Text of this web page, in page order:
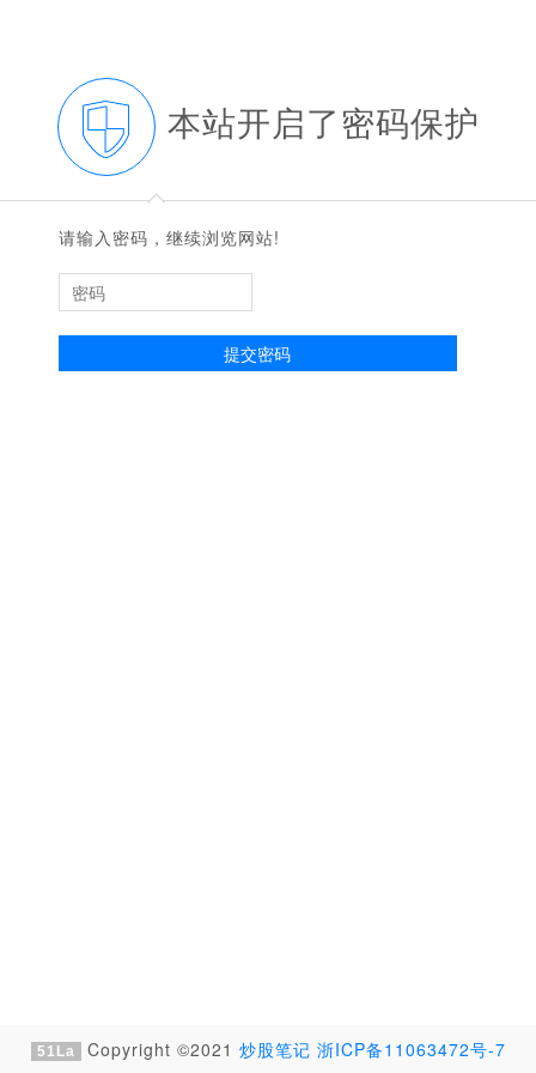
本站开启了密码保护
◆
◆
请输入密码，继续浏览网站!
提交密码
51La Copyright ©2021 炒股笔记 浙ICP备11063472号-7